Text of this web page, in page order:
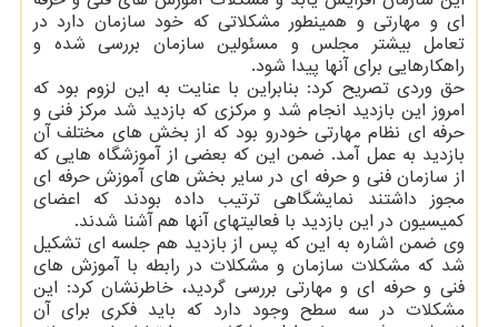
ای و مهارتی و همینطور مشکلاتی که خود سازمان دارد در
تعامل بیشتر مجلس و مسئولین سازمان بررسی شده و
راهکارهایی برای آنها پیدا شود.
حق وردی تصریح کرد: بنابراین با عنایت به این لزوم بود که
امروز این بازدید انجام شد و مرکزی که بازدید شد مرکز فنی و
حرفه ای نظام مهارتی خودرو بود که از بخش های مختلف آن
بازدید به عمل آمد. ضمن این که بعضی از آموزشگاه هایی که
از سازمان فنی و حرفه ای در سایر بخش های آموزش حرفه ای
مجوز داشتند نمایشگاهی ترتیب داده بودند که اعضای
کمیسیون در این بازدید با فعالیتهای آنها هم آشنا شدند.
وی ضمن اشاره به این که پس از بازدید هم جلسه ای تشکیل
شد که مشکلات سازمان و مشکلات در رابطه با آموزش های
فنی و حرفه ای و مهارتی بررسی گردید، خاطرنشان کرد: این
مشکلات در سه سطح وجود دارد که باید فکری برای آن